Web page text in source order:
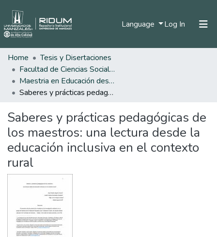
Language Log In (current)
Statistics
Home
Tesis y Disertaciones
Facultad de Ciencias Sociales y Humanas
Maestria en Educación desde la Diversidad
Saberes y prácticas pedagógicas de los maestros: una lectura desde la educación inclusiva en el contexto rural
Saberes y prácticas pedagógicas de
los maestros: una lectura desde la
educación inclusiva en el contexto
rural